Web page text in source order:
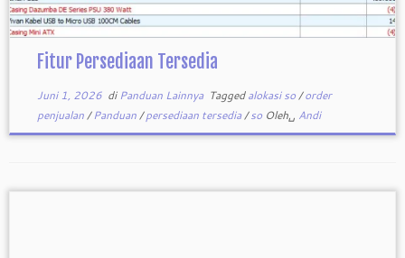
Fitur Persediaan Tersedia
Juni 1, 2026di Panduan Lainnya Taggedalokasi so/order
penjualan/Panduan/persediaan tersedia/so Oleh␣ Andi